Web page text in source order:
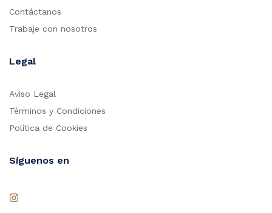
Contáctanos
Trabaje con nosotros
Legal
Aviso Legal
Términos y Condiciones
Política de Cookies
Síguenos en